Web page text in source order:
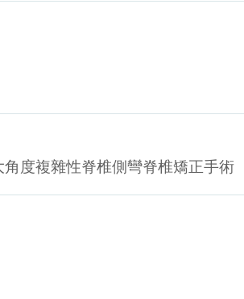
角度複雜性脊椎側彎脊椎矯正手術